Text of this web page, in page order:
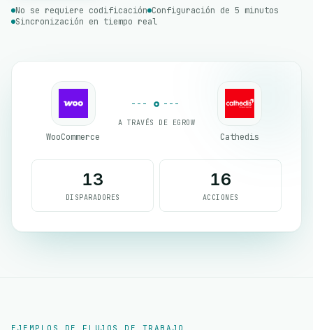
No se requiere codificación Configuración de 5 minutos
Sincronización en tiempo real
WooCommerce
A TRAVÉS DE EGROW
Cathedis
13
DISPARADORES
16
ACCIONES
EJEMPLOS DE FLUJOS DE TRABAJO